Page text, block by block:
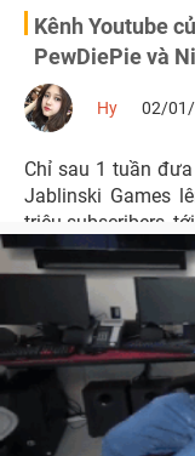
Kênh Youtube
PewDiePie và
ngày
Hy 02/01/
Chỉ sau 1 tuần
Jablinski Games
triệu subscribers,